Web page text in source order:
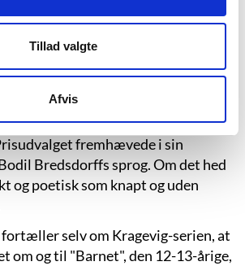
Tillad valgte
Afvis
så ofte før ved konkurrencer blev
Krageungen
bøger i serien, der nu må anses
Kulturministeriets
fremhævede i sin
Bredsdorffs sprog. Om det hed
og poetisk som knapt og uden
selv om Kragevig-serien, at
om og til "Barnet", den 12-13-årige,